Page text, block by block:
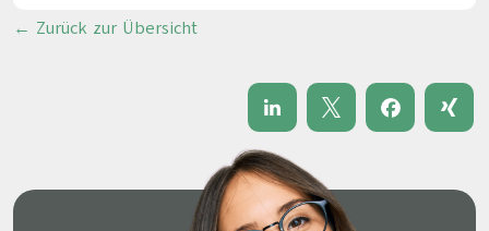
← Zurück zur Übersicht